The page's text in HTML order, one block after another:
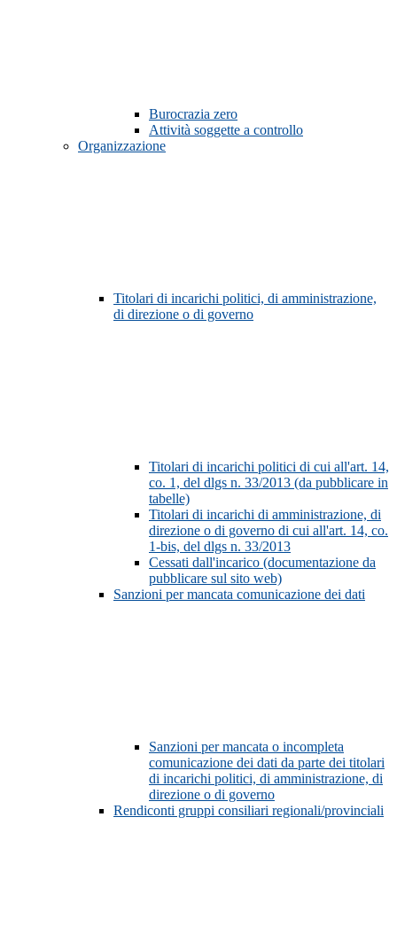
Burocrazia zero
Attività soggette a controllo
Organizzazione
Titolari di incarichi politici, di amministrazione,
di direzione o di governo
Titolari di incarichi politici di cui all'art. 14,
co. 1, del dlgs n. 33/2013 (da pubblicare in
tabelle)
Titolari di incarichi di amministrazione, di
direzione o di governo di cui all'art. 14, co.
1-bis, del dlgs n. 33/2013
Cessati dall'incarico (documentazione da
pubblicare sul sito web)
Sanzioni per mancata comunicazione dei dati
Sanzioni per mancata o incompleta
comunicazione dei dati da parte dei titolari
di incarichi politici, di amministrazione, di
direzione o di governo
Rendiconti gruppi consiliari regionali/provinciali